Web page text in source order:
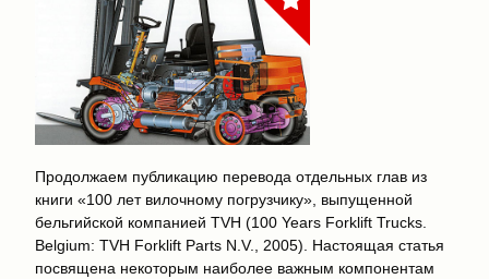
Продолжаем публикацию перевода отдельных глав из
книги «100 лет вилочному погрузчику», выпущенной
бельгийской компанией TVH (100 Years Forklift Trucks.
Belgium: TVH Forklift Parts N.V., 2005). Настоящая статья
посвящена некоторым наиболее важным компонентам